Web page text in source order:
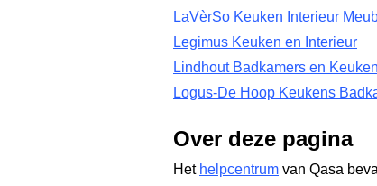
LaVèrSo Keuken Interieur
Legimus Keuken en Interieur
Lindhout Badkamers en
Logus-De Hoop Keukens
Over deze pagina
Het helpcentrum van Qasa